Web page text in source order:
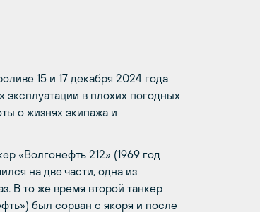
15 и 17 декабря 2024 года
эксплуатации в плохих погодных
о жизнях экипажа и
«Волгонефть 212» (1969 год
на две части, одна из
В то же время второй танкер
был сорван с якоря и после